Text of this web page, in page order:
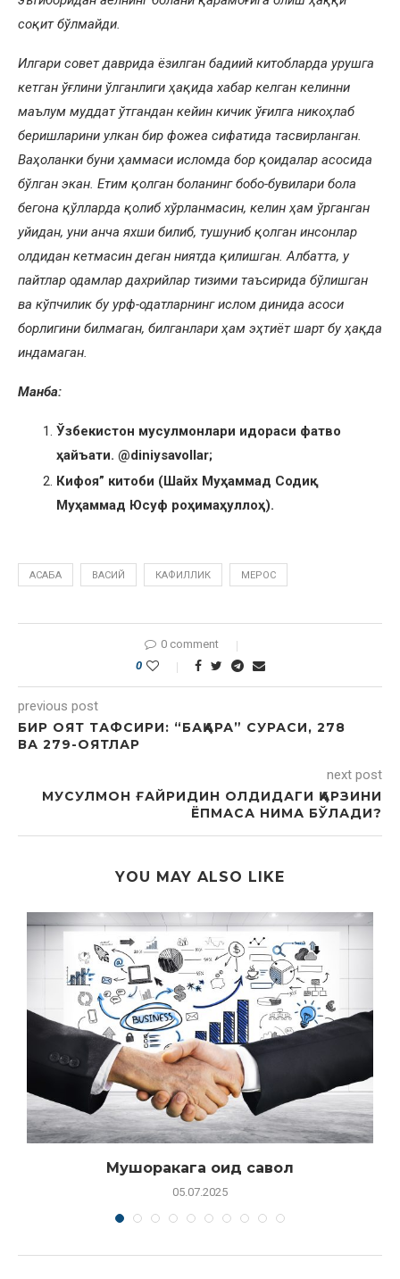
соқит бўлмайди.
Илгари совет даврида ёзилган бадиий китобларда урушга
кетган ўғлини ўлганлиги ҳақида хабар келган келинни
маълум муддат ўтгандан кейин кичик ўғилга никоҳлаб
беришларини улкан бир фожеа сифатида тасвирланган.
Ваҳоланки буни ҳаммаси исломда бор қоидалар асосида
бўлган экан. Етим қолган боланинг бобо-бувилари бола
бегона қўлларда қолиб хўрланмасин, келин ҳам ўрганган
уйидан, уни анча яхши билиб, тушуниб қолган инсонлар
олдидан кетмасин деган ниятда қилишган. Албатта, у
пайтлар одамлар дахрийлар тизими таъсирида бўлишган
ва кўпчилик бу урф-одатларнинг ислом динида асоси
борлигини билмаган, билганлари ҳам эҳтиёт шарт бу ҳақда
индамаган.
Манба:
Ўзбекистон мусулмонлари идораси фатво
ҳайъати. @diniysavollar;
Кифоя” китоби (Шайх Муҳаммад Содиқ
Муҳаммад Юсуф роҳимаҳуллоҳ).
АСАБА ВАСИЙ КАФИЛЛИК МЕРОС
0 comment
0
previous post
БИР ОЯТ ТАФСИРИ: “БАҚАРА” СУРАСИ, 278
ВА 279-ОЯТЛАР
next post
МУСУЛМОН ҒАЙРИДИН ОЛДИДАГИ ҚАРЗИНИ
ЁПМАСА НИМА БЎЛАДИ?
YOU MAY ALSO LIKE
Мушоракага оид савол
05.07.2025